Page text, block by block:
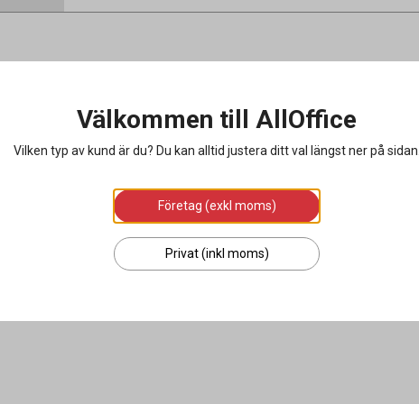
Välkommen till AllOffice
Vilken typ av kund är du? Du kan alltid justera ditt val längst ner på
Företag (exkl moms)
Privat (inkl moms)